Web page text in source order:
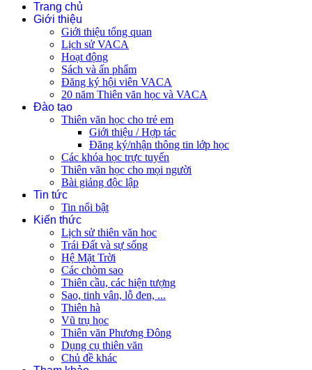
Trang chủ
Giới thiệu
Giới thiệu tổng quan
Lịch sử VACA
Hoạt động
Sách và ấn phẩm
Đăng ký hội viên VACA
20 năm Thiên văn học và VACA
Đào tạo
Thiên văn học cho trẻ em
Giới thiệu / Hợp tác
Đăng ký/nhận thông tin lớp học
Các khóa học trực tuyến
Thiên văn học cho mọi người
Bài giảng độc lập
Tin tức
Tin nổi bật
Kiến thức
Lịch sử thiên văn học
Trái Đất và sự sống
Hệ Mặt Trời
Các chòm sao
Thiên cầu, các hiện tượng
Sao, tinh vân, lỗ đen, ...
Thiên hà
Vũ trụ học
Thiên văn Phương Đông
Dụng cụ thiên văn
Chủ đề khác